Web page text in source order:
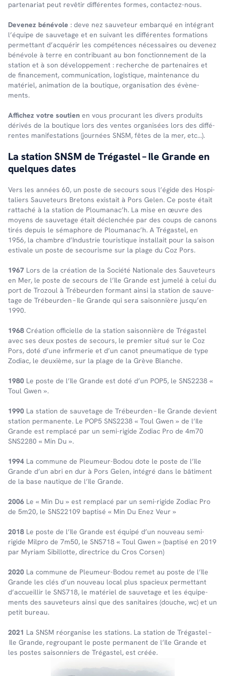
parte­na­riat peut revê­tir diffé­rentes formes, contac­tez-nous.
Deve­nez béné­vole : deve­ nez sauve­teur embarqué en inté­grant
l’équipe de sauve­tage et en suivant les diffé­rentes forma­tions
permet­tant d’ac­qué­rir les compé­tences néces­saires ou deve­nez
béné­vole à terre en contri­buant au bon fonc­tion­ne­ment de la
station et à son déve­lop­pe­ment : recherche de parte­naires et
de finan­ce­ment, commu­ni­ca­tion, logis­tique, main­te­nance du
maté­riel, anima­tion de la boutique, orga­ni­sa­tion des évène­
ments.
Affi­chez votre soutien en vous procu­rant les divers produits
déri­vés de la boutique lors des ventes orga­ni­sées lors des diffé­
rentes mani­fes­ta­tions (jour­nées SNSM, fêtes de la mer, etc…).
La station SNSM de Trégas­tel – Ile Grande en
quelques dates
Vers les années 60, un poste de secours sous l’égide des Hospi­
ta­liers Sauve­teurs Bretons exis­tait à Pors Gelen. Ce poste était
ratta­ché à la station de Plou­ma­nac’h. La mise en œuvre des
moyens de sauve­tage était déclen­chée par des coups de canons
tirés depuis le séma­phore de Plou­ma­nac’h. A Trégas­tel, en
1956, la chambre d’In­dus­trie touris­tique instal­lait pour la saison
esti­vale un poste de secou­risme sur la plage du Coz Pors.
1967 Lors de la créa­tion de la Société Natio­nale des Sauve­teurs
en Mer, le poste de secours de l’Ile Grande est jumelé à celui du
port de Trozoul à Trébeur­den formant ainsi la station de sauve­
tage de Trébeur­den – Ile Grande qui sera saison­nière jusqu’en
1990.
1968 Création offi­cielle de la station saison­nière de Trégas­tel
avec ses deux postes de secours, le premier situé sur le Coz
Pors, doté d’une infir­me­rie et d’un canot pneu­ma­tique de type
Zodiac, le deuxième, sur la plage de la Grève Blanche.
1980 Le poste de l’Ile Grande est doté d’un POP5, le SNS2238 «
Toul Gwen ».
1990 La station de sauve­tage de Trébeur­den – Ile Grande devient
station perma­nente. Le POP5 SNS2238 « Toul Gwen » de l’Ile
Grande est remplacé par un semi-rigide Zodiac Pro de 4m70
SNS2280 « Min Du ».
1994 La commune de Pleu­meur-Bodou dote le poste de l’Ile
Grande d’un abri en dur à Pors Gelen, inté­gré dans le bâti­ment
de la base nautique de l’Ile Grande.
2006 Le « Min Du » est remplacé par un semi-rigide Zodiac Pro
de 5m20, le SNS22109 baptisé « Min Du Enez Veur »
2018 Le poste de l’Ile Grande est équipé d’un nouveau semi-
rigide Milpro de 7m50, le SNS718 « Toul Gwen » (baptisé en 2019
par Myriam Sibillotte, direc­trice du Cros Corsen)
2020 La commune de Pleu­meur-Bodou remet au poste de l’Ile
Grande les clés d’un nouveau local plus spacieux permet­tant
d’ac­cueillir le SNS718, le maté­riel de sauve­tage et les équi­pe­
ments des sauve­teurs ainsi que des sani­taires (douche, wc) et un
petit bureau.
2021 La SNSM réor­ga­nise les stations. La station de Trégas­tel –
Ile Grande, regrou­pant le poste perma­nent de l’Ile Grande et
les postes saison­niers de Trégas­tel, est créée.